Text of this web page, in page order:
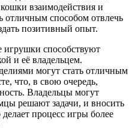
взаимодействия и
отличным способом отвлечь
позитивный опыт.
игрушки способствуют
и её владельцем.
могут стать отличным
что, в свою очередь,
Владельцы могут
решают задачи, и вносить
процесс игры более